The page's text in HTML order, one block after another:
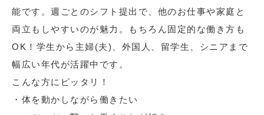
能です。週ごとのシフト提出で、他のお仕事や家庭と
両立もしやすいのが魅力。もちろん固定的な働き方も
OK！学生から主婦(夫)、外国人、留学生、シニアまで
幅広い年代が活躍中です。
こんな方にピッタリ！
・体を動かしながら働きたい